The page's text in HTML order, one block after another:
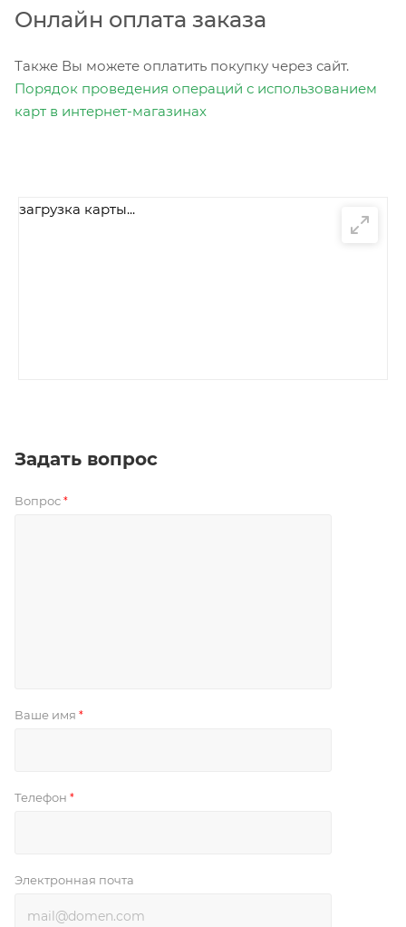
Онлайн оплата заказа
Также Вы можете оплатить покупку через сайт.
Порядок проведения операций с использованием
карт в интернет-магазинах
загрузка карты...
Задать вопрос
Вопрос *
Ваше имя *
Телефон *
Электронная почта